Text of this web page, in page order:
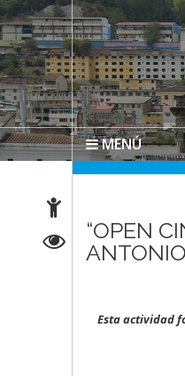
MENÚ
“OPEN
Esta actividad